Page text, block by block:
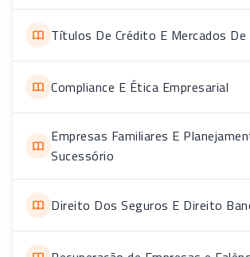
Títulos De Crédito E Mercados De
Compliance E Ética Empresarial
Empresas Familiares E
Sucessório
Direito Dos Seguros E Direito